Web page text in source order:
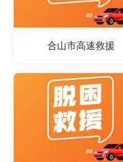
合山市高速救援